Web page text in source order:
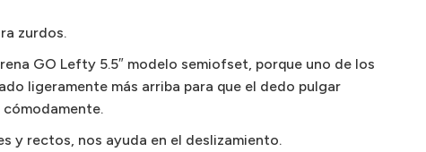
zurdos.
GO Lefty 5.5″ modelo semiofset, porque uno de los
ligeramente más arriba para que el dedo pulgar
cómodamente.
y rectos, nos ayuda en el deslizamiento.